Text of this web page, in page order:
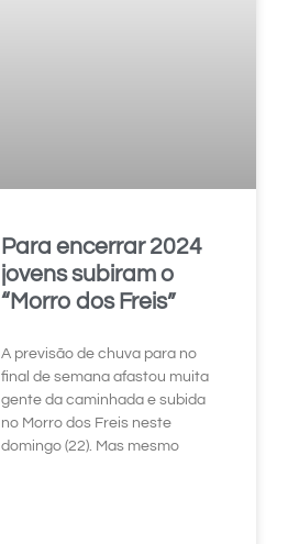
Para encerrar 2024
jovens subiram o
“Morro dos Freis”
A previsão de chuva para no
final de semana afastou muita
gente da caminhada e subida
no Morro dos Freis neste
domingo (22). Mas mesmo